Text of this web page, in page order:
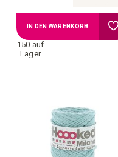
150 auf
Lager
IN DEN WARENKORB